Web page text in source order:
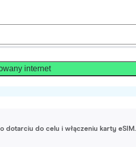
internet
dotarciu do celu i włączeniu karty eSIM.